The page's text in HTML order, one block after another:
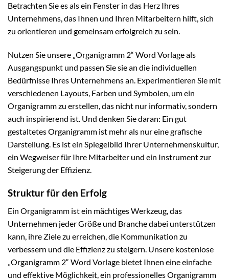
Betrachten Sie es als ein Fenster in das Herz Ihres
Unternehmens, das Ihnen und Ihren Mitarbeitern hilft, sich
zu orientieren und gemeinsam erfolgreich zu sein.
Nutzen Sie unsere „Organigramm 2“ Word Vorlage als
Ausgangspunkt und passen Sie sie an die individuellen
Bedürfnisse Ihres Unternehmens an. Experimentieren Sie mit
verschiedenen Layouts, Farben und Symbolen, um ein
Organigramm zu erstellen, das nicht nur informativ, sondern
auch inspirierend ist. Und denken Sie daran: Ein gut
gestaltetes Organigramm ist mehr als nur eine grafische
Darstellung. Es ist ein Spiegelbild Ihrer Unternehmenskultur,
ein Wegweiser für Ihre Mitarbeiter und ein Instrument zur
Steigerung der Effizienz.
Struktur für den Erfolg
Ein Organigramm ist ein mächtiges Werkzeug, das
Unternehmen jeder Größe und Branche dabei unterstützen
kann, ihre Ziele zu erreichen, die Kommunikation zu
verbessern und die Effizienz zu steigern. Unsere kostenlose
„Organigramm 2“ Word Vorlage bietet Ihnen eine einfache
und effektive Möglichkeit, ein professionelles Organigramm